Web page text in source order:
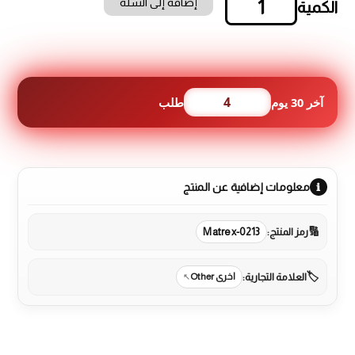
كمية
100
مل
إضافة إلى السلة
آخر 30 يوم 4 طلب
معلومات إضافية عن المنتج
رمز المنتج: Matrex-0213
العلامة التجارية: اخرى Other